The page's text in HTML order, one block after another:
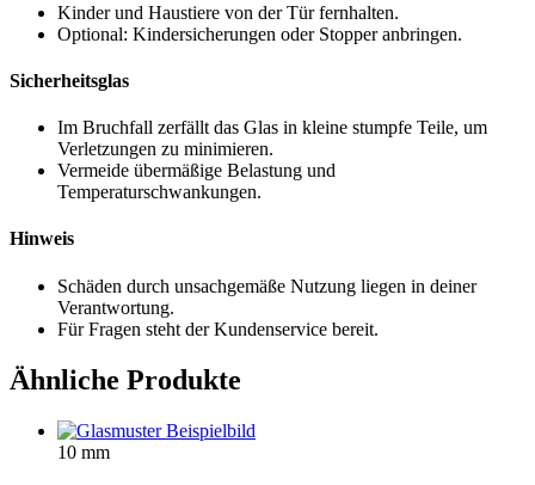
Kinder und Haustiere von der Tür fernhalten.
Optional: Kindersicherungen oder Stopper anbringen.
Sicherheitsglas
Im Bruchfall zerfällt das Glas in kleine stumpfe Teile, um
Verletzungen zu minimieren.
Vermeide übermäßige Belastung und
Temperaturschwankungen.
Hinweis
Schäden durch unsachgemäße Nutzung liegen in deiner
Verantwortung.
Für Fragen steht der Kundenservice bereit.
Ähnliche Produkte
10 mm